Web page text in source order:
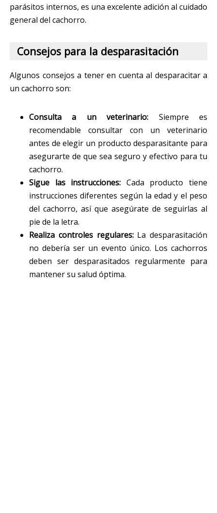
parásitos internos, es una excelente adición al cuidado
general del cachorro.
Consejos para la desparasitación
Algunos consejos a tener en cuenta al desparacitar a
un cachorro son:
Consulta a un veterinario: Siempre es
recomendable consultar con un veterinario
antes de elegir un producto desparasitante para
asegurarte de que sea seguro y efectivo para tu
cachorro.
Sigue las instrucciones: Cada producto tiene
instrucciones diferentes según la edad y el peso
del cachorro, así que asegúrate de seguirlas al
pie de la letra.
Realiza controles regulares:La desparasitación
no debería ser un evento único. Los cachorros
deben ser desparasitados regularmente para
mantener su salud óptima.